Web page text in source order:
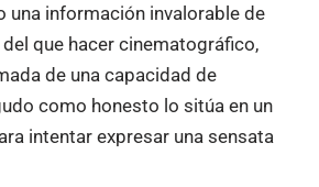
una información invalorable de
que hacer cinematográfico,
de una capacidad de
como honesto lo sitúa en un
intentar expresar una sensata